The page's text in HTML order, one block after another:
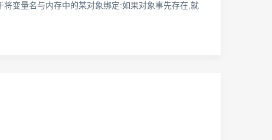
变量名与内存中的某对象绑定:如果对象事先存在,就